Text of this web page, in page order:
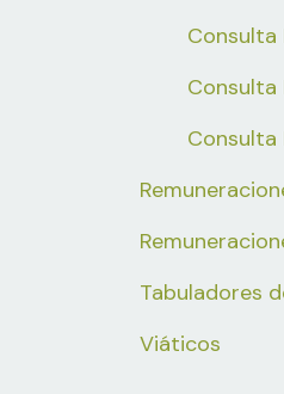
Consulta
Consulta
Consulta
Tabuladores
Viáticos